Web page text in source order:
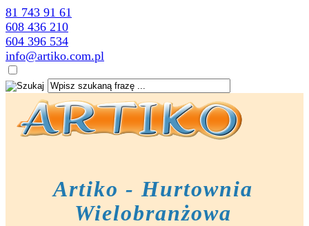
81 743 91 61
608 436 210
604 396 534
info@artiko.com.pl
Artiko - Hurtownia
Wielobranżowa